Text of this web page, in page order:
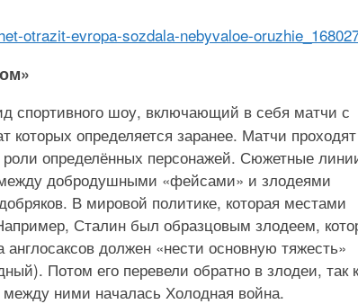
otrazit-evropa-sozdala-nebyvaloe-
спортивного шоу, включающий в себя матчи с
которых определяется заранее. Матчи проходят
определённых персонажей. Сюжетные
добродушными «фейсами» и злодеями
В мировой политике, которая местами
Сталин был образцовым злодеем,
должен «нести основную тяжесть»
Потом его перевели обратно в злодеи, так
ними началась Холодная война.